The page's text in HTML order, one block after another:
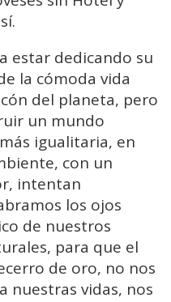
estar dedicando su
la cómoda vida
del planeta, pero
un mundo
igualitaria, en
con un
intentan
los ojos
de nuestros
para que el
de oro, no nos
nuestras vidas, nos